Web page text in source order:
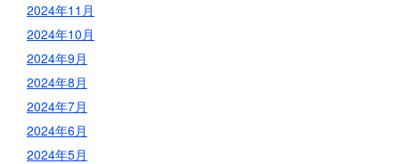
2024年11月
2024年10月
2024年9月
2024年8月
2024年7月
2024年6月
2024年5月